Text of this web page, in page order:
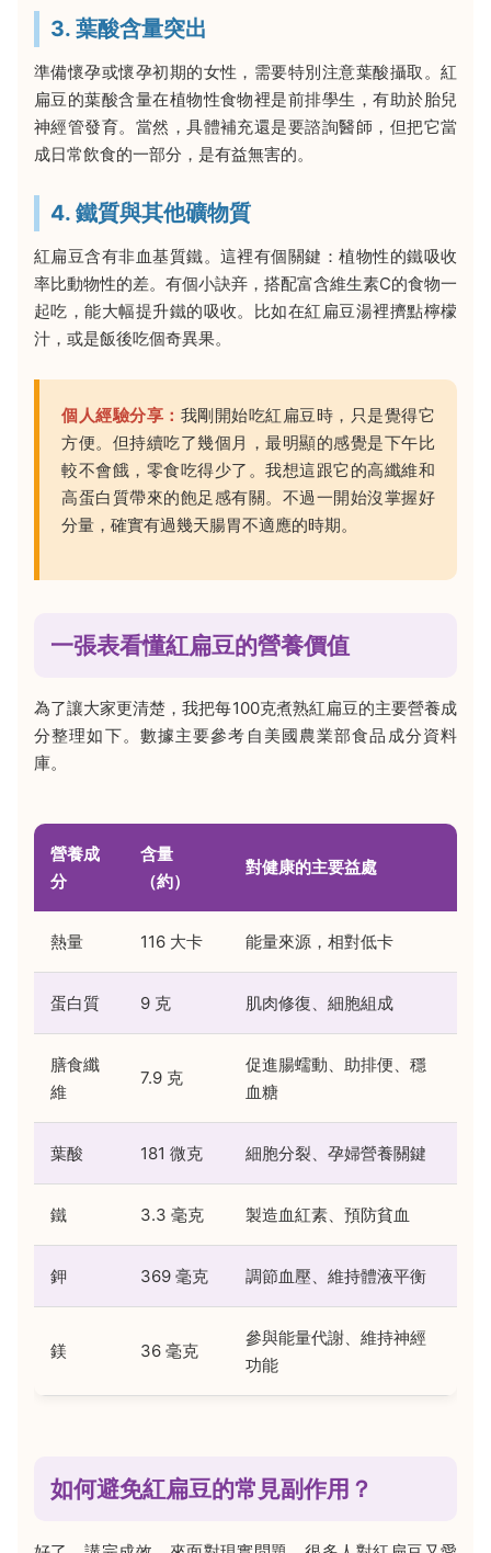
3. 葉酸含量突出
準備懷孕或懷孕初期的女性，需要特別注意葉酸攝取。紅
扁豆的葉酸含量在植物性食物裡是前排學生，有助於胎兒
神經管發育。當然，具體補充還是要諮詢醫師，但把它當
成日常飲食的一部分，是有益無害的。
4. 鐵質與其他礦物質
紅扁豆含有非血基質鐵。這裡有個關鍵：植物性的鐵吸收
率比動物性的差。有個小訣竎，搭配富含維生素C的食物一
起吃，能大幅提升鐵的吸收。比如在紅扁豆湯裡擠點檸檬
汁，或是飯後吃個奇異果。
個人經驗分享： 我剛開始吃紅扁豆時，只是覺得它
方便。但持續吃了幾個月，最明顯的感覺是下午比
較不會餓，零食吃得少了。我想這跟它的高纖維和
高蛋白質帶來的飽足感有關。不過一開始沒掌握好
分量，確實有過幾天腸胃不適應的時期。
一張表看懂紅扁豆的營養價值
為了讓大家更清楚，我把每100克煮熟紅扁豆的主要營養成
分整理如下。數據主要參考自美國農業部食品成分資料
庫。
營養成
分
含量
（約）
對健康的主要益處
熱量 116 大卡 能量來源，相對低卡
蛋白質 9 克 肌肉修復、細胞組成
膳食纖
維
7.9 克
促進腸蠕動、助排便、穩
血糖
葉酸 181 微克 細胞分裂、孕婦營養關鍵
鐵 3.3 毫克 製造血紅素、預防貧血
鉀 369 毫克 調節血壓、維持體液平衡
鎂 36 毫克
參與能量代謝、維持神經
功能
如何避免紅扁豆的常見副作用？